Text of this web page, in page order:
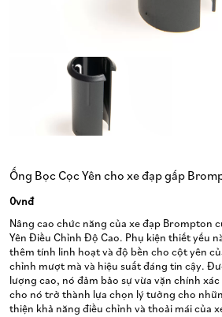
Ống Bọc Cọc Yên cho xe đạp gấp
0vnđ
Nâng cao chức năng của xe đạp Brompton
Yên Điều Chỉnh Độ Cao. Phụ kiện thiết yếu
thêm tính linh hoạt và độ bền cho cột yên
chỉnh mượt mà và hiệu suất đáng tin cậy.
lượng cao, nó đảm bảo sự vừa vặn chính
cho nó trở thành lựa chọn lý tưởng cho
thiện khả năng điều chỉnh và thoải mái của